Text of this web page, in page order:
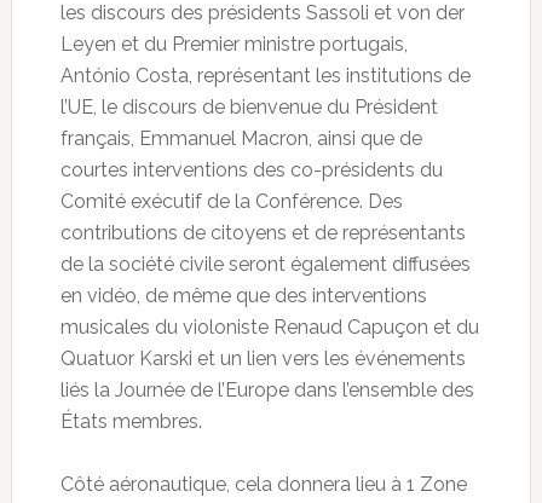
les discours des présidents Sassoli et von der
Leyen et du Premier ministre portugais,
António Costa, représentant les institutions de
l’UE, le discours de bienvenue du Président
français, Emmanuel Macron, ainsi que de
courtes interventions des co-présidents du
Comité exécutif de la Conférence. Des
contributions de citoyens et de représentants
de la société civile seront également diffusées
en vidéo, de même que des interventions
musicales du violoniste Renaud Capuçon et du
Quatuor Karski et un lien vers les événements
liés la Journée de l’Europe dans l’ensemble des
États membres.
Côté aéronautique, cela donnera lieu à 1 Zone